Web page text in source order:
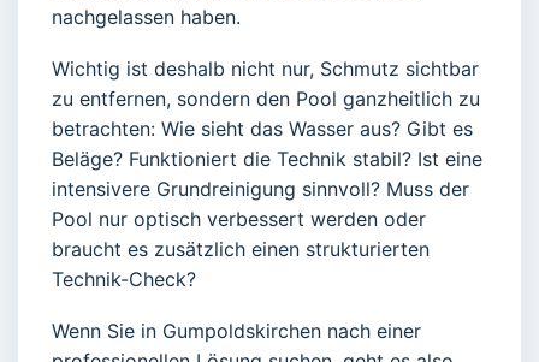
nachgelassen haben.
Wichtig ist deshalb nicht nur, Schmutz sichtbar
zu entfernen, sondern den Pool ganzheitlich zu
betrachten: Wie sieht das Wasser aus? Gibt es
Beläge? Funktioniert die Technik stabil? Ist eine
intensivere Grundreinigung sinnvoll? Muss der
Pool nur optisch verbessert werden oder
braucht es zusätzlich einen strukturierten
Technik-Check?
Wenn Sie in Gumpoldskirchen nach einer